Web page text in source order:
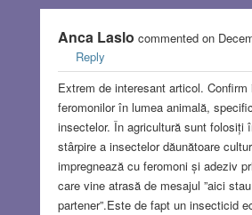
Anca Laslo commented on
Reply
Extrem de interesant articol. Confirm
feromonilor în lumea animală,
insectelor. În agricultură sunt folosiți
stârpire a insectelor dăunătoare
impregnează cu feromoni și adeziv
care vine atrasă de mesajul ”aici
partener”.Este de fapt un insecticid